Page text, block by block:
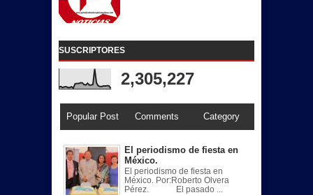
SUSCRIPTORES
2,305,227
Popular Post Comments Category
El periodismo de fiesta en
México.
El periodismo de fiesta en
México. Por:Roberto Olvera
Pérez. El pasado ...